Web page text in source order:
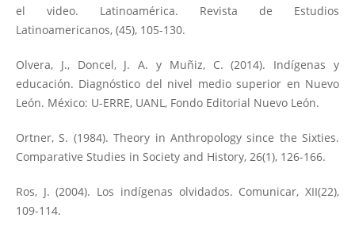
el video. Latinoamérica. Revista de Estudios
Latinoamericanos, (45), 105-130.
Olvera, J., Doncel, J. A. y Muñiz, C. (2014). Indígenas y
educación. Diagnóstico del nivel medio superior en Nuevo
León. México: U-ERRE, UANL, Fondo Editorial Nuevo León.
Ortner, S. (1984). Theory in Anthropology since the Sixties.
Comparative Studies in Society and History, 26(1), 126-166.
Ros, J. (2004). Los indígenas olvidados. Comunicar, XII(22),
109-114.